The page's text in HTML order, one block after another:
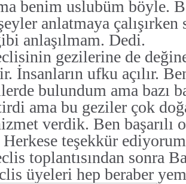
benim uslubüm böyle.
anlatmaya çalışırken
anlaşılmam. Dedi.
gezilerine de
İnsanların ufku açılır.
bulundum ama bazı
ama bu geziler çok
verdik. Ben başarılı
teşekkür
toplantısından sonra
üyeleri hep beraber